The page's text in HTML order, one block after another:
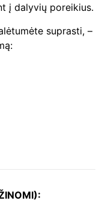
į dalyvių poreikius.
suprasti, –